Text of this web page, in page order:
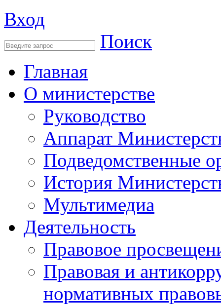
Вход
Поиск
Главная
О министерстве
Руководство
Аппарат
Подведомственные
История
Мультимедиа
Деятельность
Правовое
Правовая и
нормативных